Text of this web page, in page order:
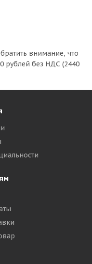
внимание, что
рублей без НДС (2440